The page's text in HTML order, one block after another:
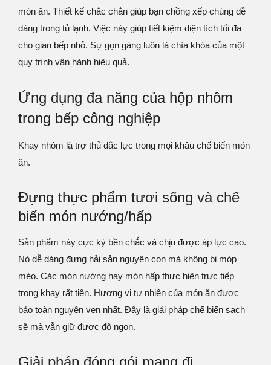
món ăn. Thiết kế chắc chắn giúp bạn chồng xếp chúng dễ
dàng trong tủ lạnh. Việc này giúp tiết kiệm diện tích tối đa
cho gian bếp nhỏ. Sự gọn gàng luôn là chìa khóa của một
quy trình vận hành hiệu quả.
Ứng dụng đa năng của hộp nhôm
trong bếp công nghiệp
Khay nhôm là trợ thủ đắc lực trong mọi khâu chế biến món
ăn.
Đựng thực phẩm tươi sống và chế
biến món nướng/hấp
Sản phẩm này cực kỳ bền chắc và chịu được áp lực cao.
Nó dễ dàng đựng hải sản nguyên con mà không bị móp
méo. Các món nướng hay món hấp thực hiện trực tiếp
trong khay rất tiện. Hương vị tự nhiên của món ăn được
bảo toàn nguyên vẹn nhất. Đây là giải pháp chế biến sạch
sẽ mà vẫn giữ được độ ngon.
Giải pháp đóng gói mang đi